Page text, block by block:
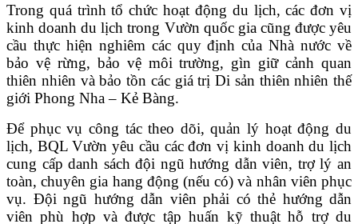
Trong quá trình tổ chức hoạt động du lịch, các đơn vị
kinh doanh du lịch trong Vườn quốc gia cũng được yêu
cầu thực hiện nghiêm các quy định của Nhà nước về
bảo vệ rừng, bảo vệ môi trường, gìn giữ cảnh quan
thiên nhiên và bảo tồn các giá trị Di sản thiên nhiên thế
giới Phong Nha – Kẻ Bàng.
Để phục vụ công tác theo dõi, quản lý hoạt động du
lịch, BQL Vườn yêu cầu các đơn vị kinh doanh du lịch
cung cấp danh sách đội ngũ hướng dẫn viên, trợ lý an
toàn, chuyên gia hang động (nếu có) và nhân viên phục
vụ. Đội ngũ hướng dẫn viên phải có thẻ hướng dẫn
viên phù hợp và được tập huấn kỹ thuật hỗ trợ du